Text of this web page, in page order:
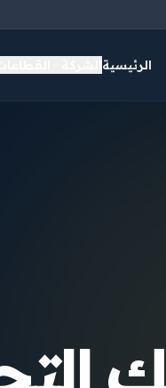
الرئيسية